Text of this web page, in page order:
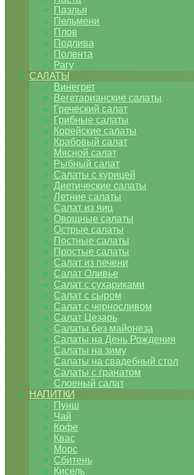
Паэлья
Пельмени
Плов
Подлива
Полента
Рагу
САЛАТЫ
Винегрет
Вегетарианские салаты
Греческий салат
Грибные салаты
Корейские салаты
Крабовый салат
Мясной салат
Рыбный салат
Салаты с курицей
Диетические салаты
Летние салаты
Салат из яиц
Овощные салаты
Острые салаты
Постные салаты
Простые салаты
Салат из печени
Салат Оливье
Салат с сухариками
Салат с сыром
Салат с черносливом
Салат Цезарь
Салаты без майонеза
Салаты на День Рождения
Салаты на зиму
Салаты на свадебный стол
Салаты с гранатом
Слоеный салат
НАПИТКИ
Пунш
Чай
Кофе
Квас
Морс
Сбитень
Кисель